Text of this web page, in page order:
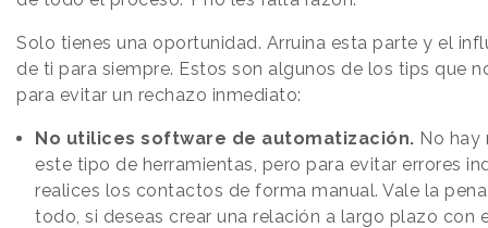
Solo tienes una oportunidad. Arruina esta parte y el
de ti para siempre. Estos son algunos de los tips que
para evitar un rechazo inmediato:
No utilices software de automatización. No hay
este tipo de herramientas, pero para evitar errores
realices los contactos de forma manual. Vale la
todo, si deseas crear una relación a largo plazo con